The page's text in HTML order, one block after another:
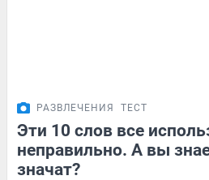
РАЗВЛЕЧЕНИЯ ТЕСТ
Эти 10 слов все
неправильно. А вы
значат?